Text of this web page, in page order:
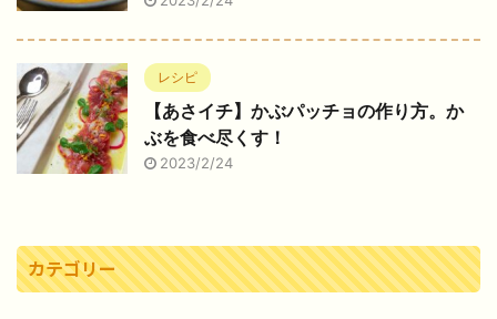
レシピ
【あさイチ】かぶパッチョの作り方。か
ぶを食べ尽くす！
2023/2/24
カテゴリー